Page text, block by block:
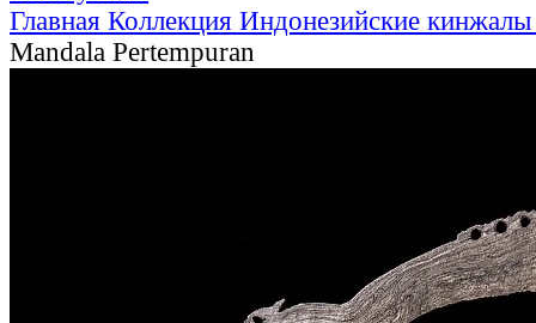
Главная Коллекция Индонезийские
Mandala Pertempuran